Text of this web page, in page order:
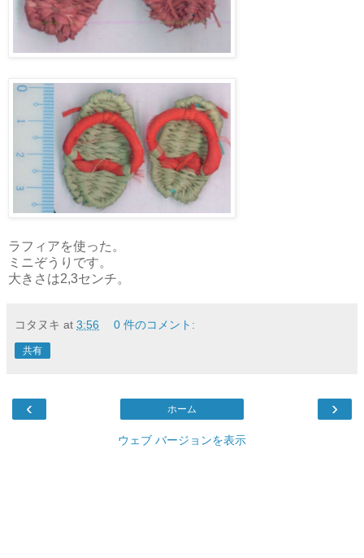
ラフィアを使った。
ミニぞうりです。
大きさは2,3センチ。
コタヌキ at 3:56 0 件のコメント:
共有
‹ ›
ホーム
ウェブ バージョンを表示